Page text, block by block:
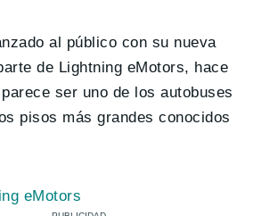
al público con su nueva
de Lightning eMotors, hace
ser uno de los autobuses
pisos más grandes conocidos
eMotors